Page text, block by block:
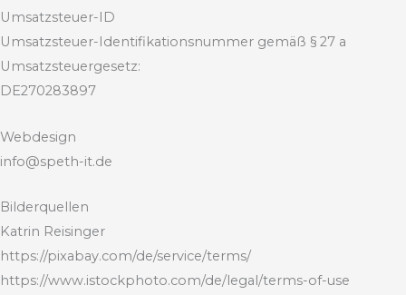
Umsatzsteuer-ID
Umsatzsteuer-Identifikationsnummer gemäß § 27 a
Umsatzsteuergesetz:
DE270283897
Webdesign
info@speth-it.de
Bilderquellen
Katrin Reisinger
https://pixabay.com/de/service/terms/
https://www.istockphoto.com/de/legal/terms-of-use